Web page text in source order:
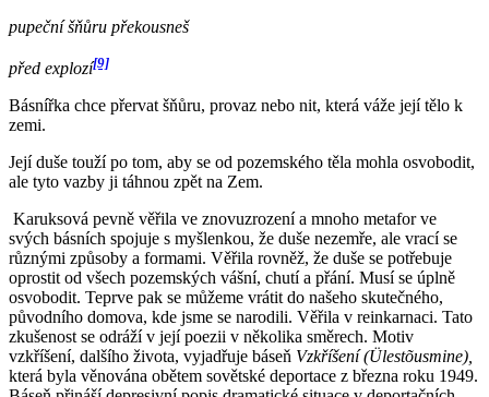
pupeční šňůru překousneš
před explozí[9]
Básnířka chce přervat šňůru, provaz nebo nit, která váže její tělo k
zemi.
Její duše touží po tom, aby se od pozemského těla mohla osvobodit,
ale tyto vazby ji táhnou zpět na Zem.
Karuksová pevně věřila ve znovuzrození a mnoho metafor ve
svých básních spojuje s myšlenkou, že duše nezemře, ale vrací se
různými způsoby a formami. Věřila rovněž, že duše se potřebuje
oprostit od všech pozemských vášní, chutí a přání. Musí se úplně
osvobodit. Teprve pak se můžeme vrátit do našeho skutečného,
původního domova, kde jsme se narodili. Věřila v reinkarnaci. Tato
zkušenost se odráží v její poezii v několika směrech. Motiv
vzkříšení, dalšího života, vyjadřuje báseň Vzkříšení (Ülestõusmine),
která byla věnována obětem sovětské deportace z března roku 1949.